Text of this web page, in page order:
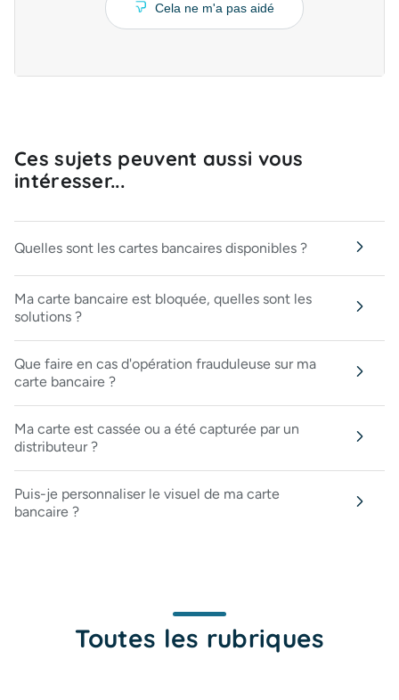
Cela ne m'a pas aidé
Ces sujets peuvent aussi vous
intéresser...
Quelles sont les cartes bancaires disponibles ?
Ma carte bancaire est bloquée, quelles sont les
solutions ?
Que faire en cas d'opération frauduleuse sur ma
carte bancaire ?
Ma carte est cassée ou a été capturée par un
distributeur ?
Puis-je personnaliser le visuel de ma carte
bancaire ?
Toutes les rubriques